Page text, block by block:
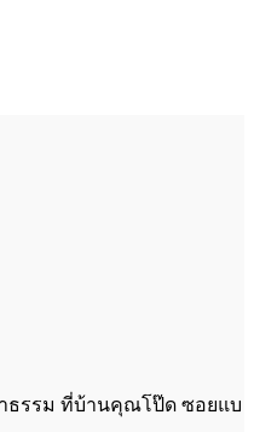
ธรรม ที่บ้านคุณโป๊ด ซอยแบ